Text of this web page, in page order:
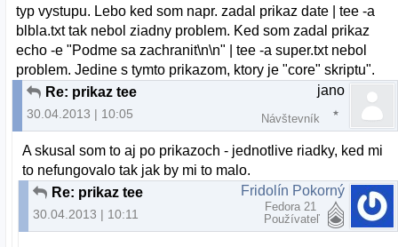
typ vystupu. Lebo ked som napr. zadal prikaz date | tee -a
blbla.txt tak nebol ziadny problem. Ked som zadal prikaz
echo -e "Podme sa zachranit\n\n" | tee -a super.txt nebol
problem. Jedine s tymto prikazom, ktory je "core" skriptu".
Re: prikaz tee
30.04.2013 | 10:05
jano
Návštevník
A skusal som to aj po prikazoch - jednotlive riadky, ked mi
to nefungovalo tak jak by mi to malo.
Re: prikaz tee
30.04.2013 | 10:11
Fridolín Pokorný
Fedora 21
Používateľ